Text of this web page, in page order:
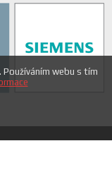
webu s tím